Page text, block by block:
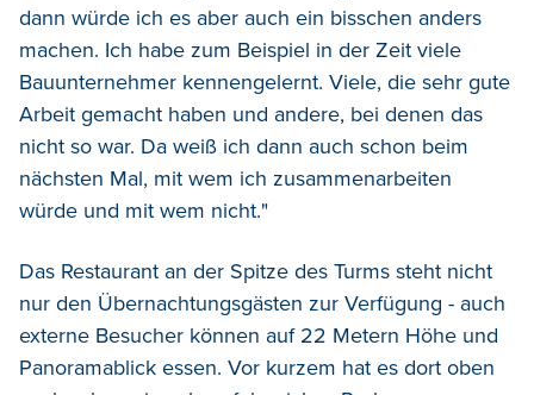
dann würde ich es aber auch ein bisschen anders
machen. Ich habe zum Beispiel in der Zeit viele
Bauunternehmer kennengelernt. Viele, die sehr gute
Arbeit gemacht haben und andere, bei denen das
nicht so war. Da weiß ich dann auch schon beim
nächsten Mal, mit wem ich zusammenarbeiten
würde und mit wem nicht."
Das Restaurant an der Spitze des Turms steht nicht
nur den Übernachtungsgästen zur Verfügung - auch
externe Besucher können auf 22 Metern Höhe und
Panoramablick essen. Vor kurzem hat es dort oben